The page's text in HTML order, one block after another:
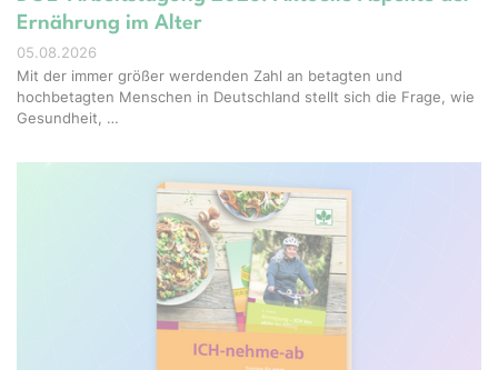
Ernährung im Alter
05.08.2026
Mit der immer größer werdenden Zahl an betagten und
hochbetagten Menschen in Deutschland stellt sich die Frage, wie
Gesundheit, …